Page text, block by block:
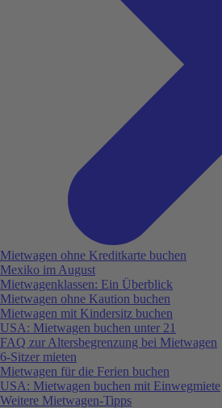
Mietwagen ohne Kreditkarte buchen
Mexiko im August
Mietwagenklassen: Ein Überblick
Mietwagen ohne Kaution buchen
Mietwagen mit Kindersitz buchen
USA: Mietwagen buchen unter 21
FAQ zur Altersbegrenzung bei Mietwagen
6-Sitzer mieten
Mietwagen für die Ferien buchen
USA: Mietwagen buchen mit Einwegmiete
Weitere Mietwagen-Tipps